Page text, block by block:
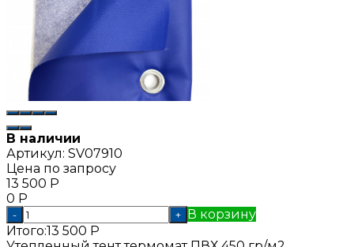
В наличии
Артикул: SV07910
Цена по запросу
13 500 Р
0 Р
- + В корзину
Итого:13 500 Р